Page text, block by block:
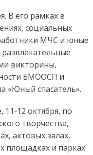
В его рамках в
социальных
МЧС и юные
викторины,
БМООСП и
«Юный спасатель».
12 октября, по
творчества,
актовых залах,
площадках и парках